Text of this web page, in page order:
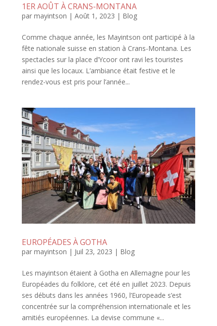
1ER AOÛT À CRANS-MONTANA
par mayintson | Août 1, 2023 | Blog
Comme chaque année, les Mayintson ont participé à la
fête nationale suisse en station à Crans-Montana. Les
spectacles sur la place d’Ycoor ont ravi les touristes
ainsi que les locaux. L’ambiance était festive et le
rendez-vous est pris pour l’année...
EUROPÉADES À GOTHA
par mayintson | Juil 23, 2023 | Blog
Les mayintson étaient à Gotha en Allemagne pour les
Européades du folklore, cet été en juillet 2023. Depuis
ses débuts dans les années 1960, l’Europeade s’est
concentrée sur la compréhension internationale et les
amitiés européennes. La devise commune «...